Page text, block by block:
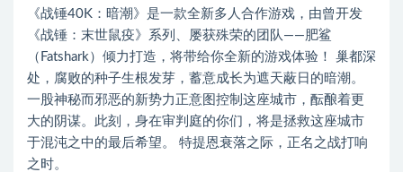
《战锤40K：暗潮》是一款全新多人合作游戏，由曾开发
《战锤：末世鼠疫》系列、屡获殊荣的团队——肥鲨
（Fatshark）倾力打造，将带给你全新的游戏体验！ 巢都深
处，腐败的种子生根发芽，蓄意成长为遮天蔽日的暗潮。
一股神秘而邪恶的新势力正意图控制这座城市，酝酿着更
大的阴谋。此刻，身在审判庭的你们，将是拯救这座城市
于混沌之中的最后希望。 特提恩衰落之际，正名之战打响
之时。